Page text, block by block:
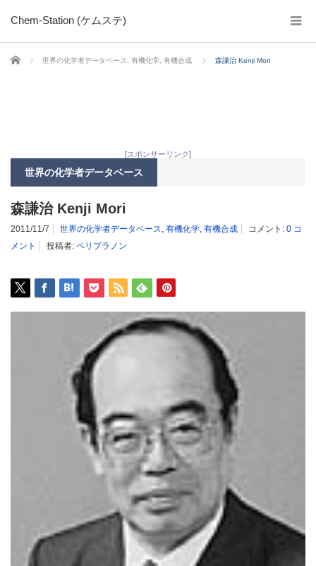
Chem-Station (ケムステ)
ホーム 世界の化学者データベース 有機化学 有機合成 森謙治 Kenji Mori
[スポンサーリンク]
世界の化学者データベース
森謙治 Kenji Mori
2011/11/7 世界の化学者データベース, 有機化学, 有機合成 コメント: 0 コ
メント
投稿者: ペリプラノン